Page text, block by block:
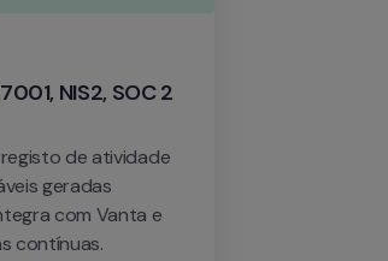
NIS2, SOC 2
de atividade
geradas
com Vanta e
contínuas.